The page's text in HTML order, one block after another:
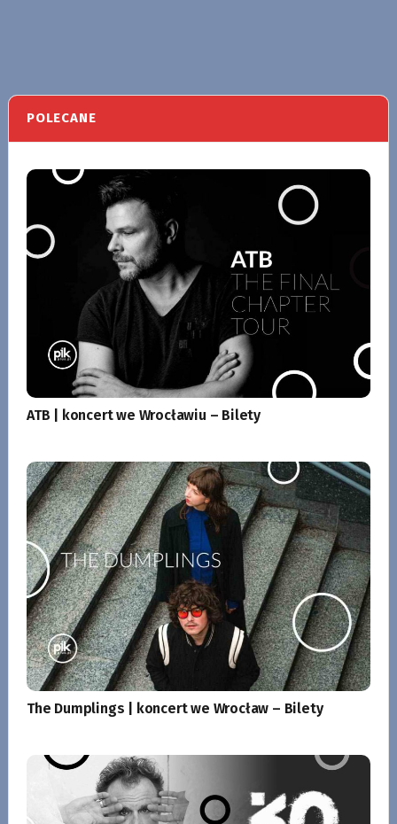
POLECANE
ATB | koncert we Wrocławiu – Bilety
The Dumplings | koncert we Wrocław – Bilety